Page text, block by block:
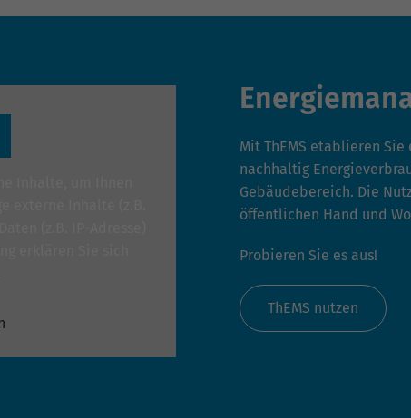
Mit ThEMS etablieren
nachhaltig
Gebäudebereich. Die
öffentlichen Hand und
Probieren Sie es aus!
ThEMS nutzen
Dies ist ein von Google Analytics gesetztes Cookie
vom Mustertyp, bei dem das Musterelement auf
dem Namen die eindeutige Identitätsnummer des
Kontos oder der Website enthält, auf das es sich
zu sein, das verwendet wird, um die von Google auf
aufgezeichnete Datenmenge zu begrenzen.